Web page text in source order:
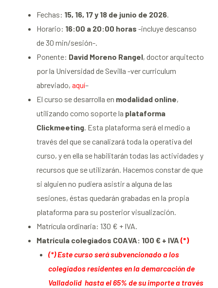
Fechas: 15, 16, 17 y 18 de junio de 2026.
Horario: 16:00 a 20:00 horas -incluye descanso
de 30 min/sesión-.
Ponente: David Moreno Rangel, doctor arquitecto
por la Universidad de Sevilla -ver curriculum
abreviado, aquí–
El curso se desarrolla en modalidad online,
utilizando como soporte la plataforma
Clickmeeting. Esta plataforma será el medio a
través del que se canalizará toda la operativa del
curso, y en ella se habilitarán todas las actividades y
recursos que se utilizarán. Hacemos constar de que
si alguien no pudiera asistir a alguna de las
sesiones, éstas quedarán grabadas en la propia
plataforma para su posterior visualización.
Matrícula ordinaria: 130 € + IVA.
Matrícula colegiados COAVA: 100 € + IVA (*)
(*) Este curso será subvencionado a los
colegiados residentes en la demarcación de
Valladolid hasta el 65% de su importe a través